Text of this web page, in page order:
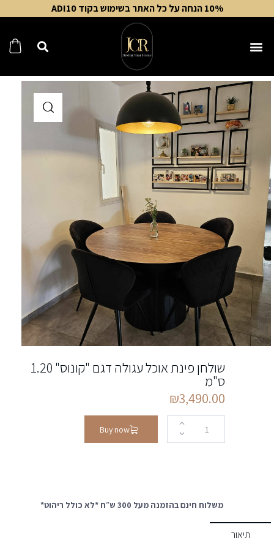
10% הנחה על כל האתר בשימוש בקוד ADI10
שולחן פינת אוכל עגולה דגם "קונוס" 1.20
ס"מ
₪3,490.00
Buy now
משלוח חינם בהזמנה מעל 300 ש״ח *לא כולל ריהוט*
תיאור